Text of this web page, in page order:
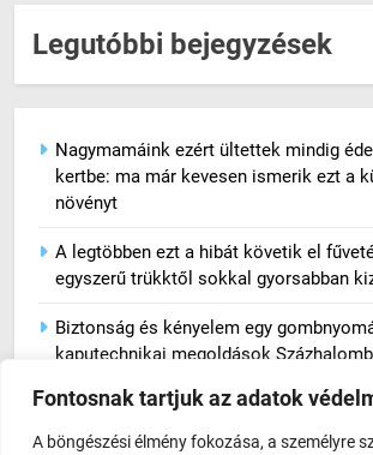
Fontosnak tartjuk az adatok
A böngészési élmény fokozása, a személyre
Legutóbbi bejegyzések
Nagymamáink ezért ültettek mindig
kertbe: ma már kevesen ismerik ezt a
növényt
A legtöbben ezt a hibát követik el
egyszerű trükktől sokkal gyorsabban
Biztonság és kényelem egy
kaputechnikai megoldások
Okos kosár: Hogyan állítsunk össze
DUPLO gyűjteményt felesleges